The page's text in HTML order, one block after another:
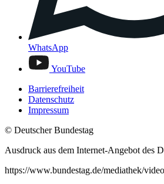
WhatsApp
YouTube
Barrierefreiheit
Datenschutz
Impressum
© Deutscher Bundestag
Ausdruck aus dem Internet-Angebot des
https://www.bundestag.de/mediathek/video